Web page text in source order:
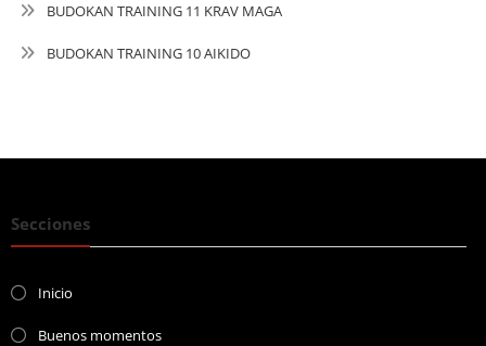
BUDOKAN TRAINING 11 KRAV MAGA
BUDOKAN TRAINING 10 AIKIDO
Secciones
Inicio
Buenos momentos